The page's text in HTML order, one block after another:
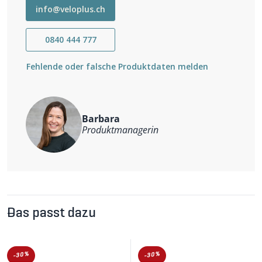
Die verstellbaren elastischen Träger halten die Hose
dort, wo sie hingehört. Ein Front-Reissverschluss sowie
ein Reissverschluss am Beinende erleichtern den Ein-
und Ausstieg. Reflektierende Elemente sorgen für
Sichtbarkeit.
Wichtigste Eigenschaften
verstellbare elastische Träger
Front-Reissverschluss
Reissverschluss am Beinende
anatomisch geformtes Sitzpolster
reflektierende Elemente
info@veloplus.ch
0840 444 777
Fehlende oder falsche Produktdaten melden
Barbara
Produktmanagerin
Das passt dazu
-30% -30%